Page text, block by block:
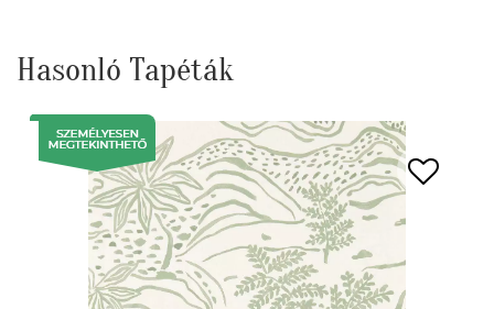
Hasonló Tapéták